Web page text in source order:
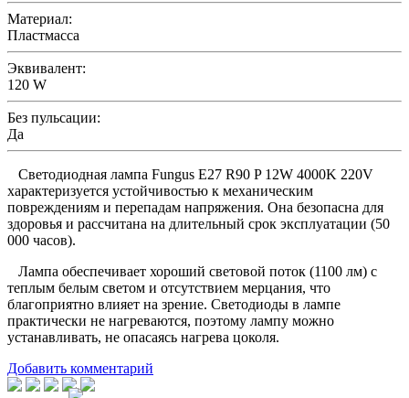
Материал:
Пластмасса
Эквивалент:
120 W
Без пульсации:
Да
Светодиодная лампа Fungus E27 R90 P 12W 4000K 220V
характеризуется устойчивостью к механическим
повреждениям и перепадам напряжения. Она безопасна для
здоровья и рассчитана на длительный срок эксплуатации (50
000 часов).
Лампа обеспечивает хороший световой поток (1100 лм) с
теплым белым светом и отсутствием мерцания, что
благоприятно влияет на зрение. Светодиоды в лампе
практически не нагреваются, поэтому лампу можно
устанавливать, не опасаясь нагрева цоколя.
Добавить комментарий